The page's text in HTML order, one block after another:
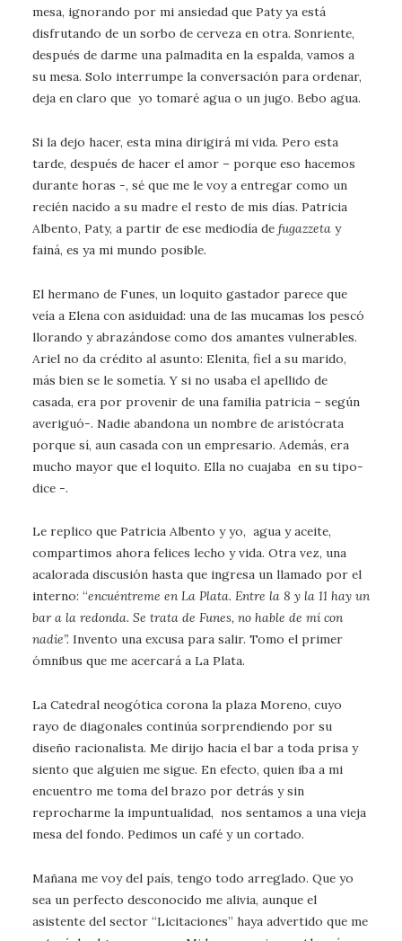
mesa, ignorando por mi ansiedad que Paty ya está
disfrutando de un sorbo de cerveza en otra. Sonriente,
después de darme una palmadita en la espalda, vamos a
su mesa. Solo interrumpe la conversación para ordenar,
deja en claro que yo tomaré agua o un jugo. Bebo agua.
Si la dejo hacer, esta mina dirigirá mi vida. Pero esta
tarde, después de hacer el amor – porque eso hacemos
durante horas -, sé que me le voy a entregar como un
recién nacido a su madre el resto de mis días. Patricia
Albento, Paty, a partir de ese mediodía de fugazzeta y
fainá, es ya mi mundo posible.
El hermano de Funes, un loquito gastador parece que
veía a Elena con asiduidad: una de las mucamas los pescó
llorando y abrazándose como dos amantes vulnerables.
Ariel no da crédito al asunto: Elenita, fiel a su marido,
más bien se le sometía. Y si no usaba el apellido de
casada, era por provenir de una familia patricia – según
averiguó-. Nadie abandona un nombre de aristócrata
porque sí, aun casada con un empresario. Además, era
mucho mayor que el loquito. Ella no cuajaba en su tipo-
dice -.
Le replico que Patricia Albento y yo, agua y aceite,
compartimos ahora felices lecho y vida. Otra vez, una
acalorada discusión hasta que ingresa un llamado por el
interno: “encuéntreme en La Plata. Entre la 8 y la 11 hay un
bar a la redonda. Se trata de Funes, no hable de mí con
nadie”. Invento una excusa para salir. Tomo el primer
ómnibus que me acercará a La Plata.
La Catedral neogótica corona la plaza Moreno, cuyo
rayo de diagonales continúa sorprendiendo por su
diseño racionalista. Me dirijo hacia el bar a toda prisa y
siento que alguien me sigue. En efecto, quien iba a mi
encuentro me toma del brazo por detrás y sin
reprocharme la impuntualidad, nos sentamos a una vieja
mesa del fondo. Pedimos un café y un cortado.
Mañana me voy del país, tengo todo arreglado. Que yo
sea un perfecto desconocido me alivia, aunque el
asistente del sector “Licitaciones” haya advertido que me